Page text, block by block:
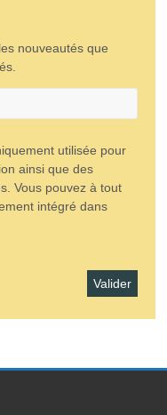
nouveautés que
utilisée pour
ainsi que des
Vous pouvez à tout
intégré dans